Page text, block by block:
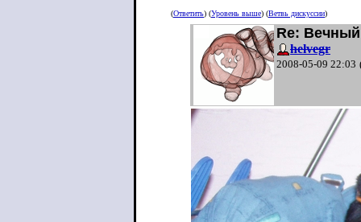
(Ответить) (Уровень выше) (Ветвь дискуссии)
Re:
helvegr
2008-05-09 22:03